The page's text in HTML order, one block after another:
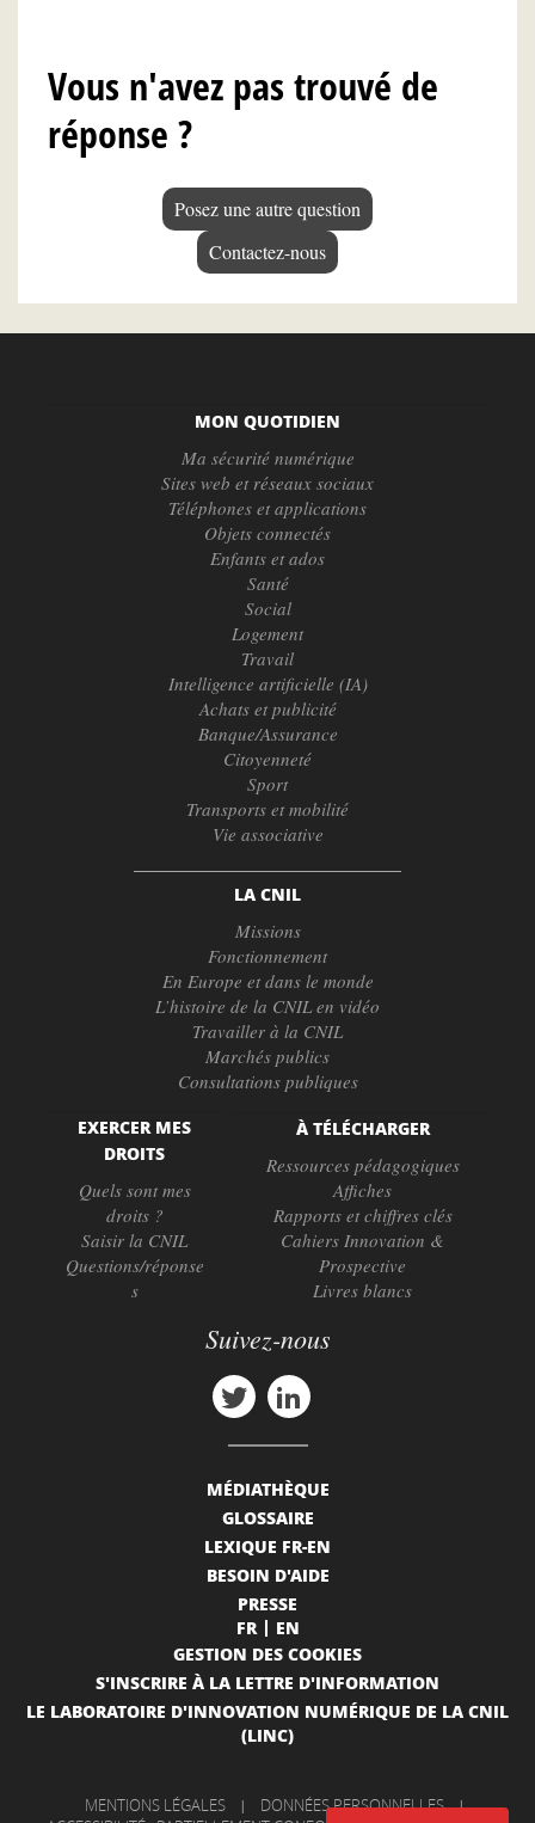
Vous n'avez pas trouvé de
réponse ?
Posez une autre question
Contactez-nous
MON QUOTIDIEN
Ma sécurité numérique
Sites web et réseaux sociaux
Téléphones et applications
Objets connectés
Enfants et ados
Santé
Social
Logement
Travail
Intelligence artificielle (IA)
Achats et publicité
Banque/Assurance
Citoyenneté
Sport
Transports et mobilité
Vie associative
LA CNIL
Missions
Fonctionnement
En Europe et dans le monde
L’histoire de la CNIL en vidéo
Travailler à la CNIL
Marchés publics
Consultations publiques
EXERCER MES
DROITS
Quels sont mes
droits ?
Saisir la CNIL
Questions/réponse
s
À TÉLÉCHARGER
Ressources pédagogiques
Affiches
Rapports et chiffres clés
Cahiers Innovation &
Prospective
Livres blancs
Suivez-nous
MÉDIATHÈQUE
GLOSSAIRE
LEXIQUE FR-EN
BESOIN D'AIDE
PRESSE
FR
EN
GESTION DES COOKIES
S'INSCRIRE À LA LETTRE D'INFORMATION
LE LABORATOIRE D'INNOVATION NUMÉRIQUE DE LA CNIL
(LINC)
MENTIONS LÉGALES | DONNÉES PERSONNELLES |